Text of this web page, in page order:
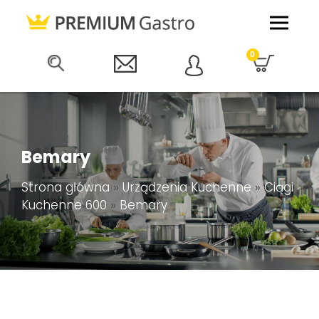
0
Bemary
Strona główna » Urządzenia Kuchenne»Ciągi
Kuchenne 600 » Bemary